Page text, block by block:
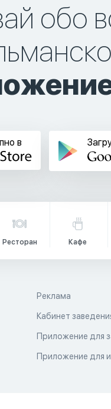
обо
в
Ресторан Кафе
Реклама
Кабинет
Приложение для
Приложение для